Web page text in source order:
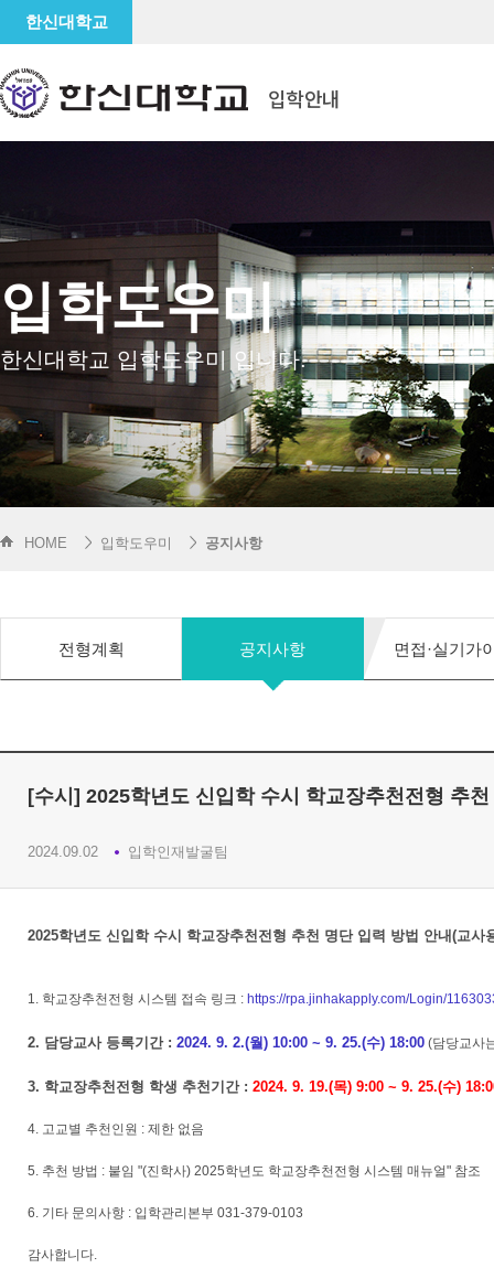
한신대학교
입학안내
입학도우미
한신대학교 입학도우미 입니다.
HOME 입학도우미 공지사항
전형계획 공지사항 면접·실기가
[수시] 2025학년도 신입학 수시 학교장추천전형 추
2024.09.02 입학인재발굴팀
2025학년도 신입학 수시 학교장추천전형 추천 명단 입력 방법 안내(교사
1. 학교장추천전형 시스템 접속 링크 : https://rpa.jinhakapply.com/Login/
2. 담당교사 등록기간 : 2024. 9. 2.(월) 10:00 ~ 9. 25.(수) 18:00 (담당교사
3. 학교장추천전형 학생 추천기간 : 2024. 9. 19.(목) 9:00 ~ 9. 25.(수)
4. 고교별 추천인원 : 제한 없음
5. 추천 방법 : 붙임 "(진학사) 2025학년도 학교장추천전형 시스템 매뉴얼" 참조
6. 기타 문의사항 : 입학관리본부 031-379-0103
감사합니다.